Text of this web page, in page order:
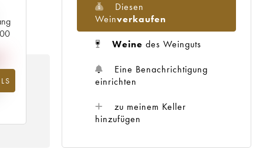
Diesen
Weinverkaufen
Weine des Weinguts
Eine Benachrichtigung
einrichten
zu meinem Keller
hinzufügen